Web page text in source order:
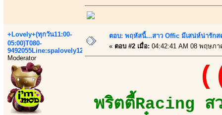
+Lovely+(ทุกวัน11:00-
05:00)T080-
9492055Line:spalovely123
Moderator
ตอบ: พฤหัสนี้...สาว Offic มีเสน่ห์น่ารักส
« ตอบ #2 เมื่อ: 04:42:41 AM 08 พฤษภา
พริตตี้Racing ส